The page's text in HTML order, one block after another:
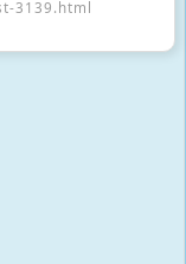
3139.html